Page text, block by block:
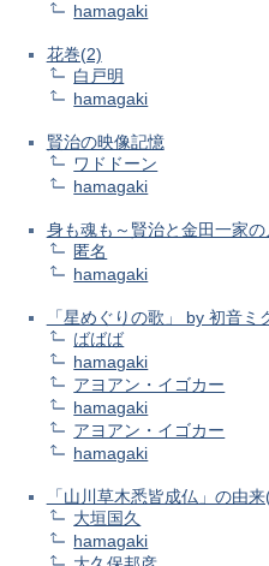
hamagaki
花巻(2)
白戸明
hamagaki
賢治の映像記憶
ワドドーン
hamagaki
身も魂も～賢治と金田一家
匿名
hamagaki
「星めぐりの歌」 by 初音ミ
ばばば
hamagaki
アヨアン・イゴカー
hamagaki
アヨアン・イゴカー
hamagaki
「山川草木悉皆成仏」の由
大垣国久
hamagaki